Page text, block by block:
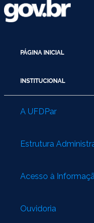
Ministério da Saúde
Ministério de Minas e Energia
Ministério do Planejamento,
Ministério do Turismo
PÁGINA INICIAL
INSTITUCIONAL
A UFDPar
Estrutura
Acesso à
Ouvidoria